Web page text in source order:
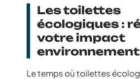
Les toilettes
écologiques :
votre impact
Le temps où toilettes